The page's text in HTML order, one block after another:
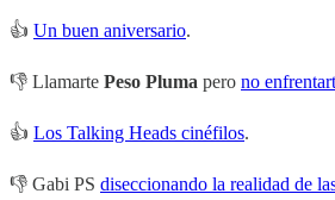
👍 Un buen aniversario.
👎 Llamarte Peso Pluma pero no
👍 Los Talking Heads cinéfilos.
👎 Gabi PS diseccionando la realidad de